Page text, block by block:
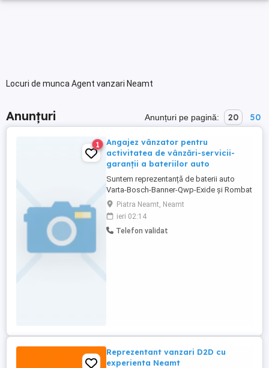
Locuri de munca Agent vanzari Neamt
Anunțuri Anunțuri pe pagină: 20 50
1
Angajez vânzator pentru
activitatea de vânzări-servicii-
garanții a bateriilor auto
Suntem reprezentanță de baterii auto
Varta-Bosch-Banner-Qwp-Exide și Rombat
din 1993. Deținem 14 puncte de lucru în 10
orașe din 7 județe și căutăm în Piatra
Neamț o persoană pentru activitatea de
Vânzări- Service-Garanții care se
Piatra Neamt, Neamt
ieri 02:14
Telefon validat
Reprezentant vanzari D2D cu
experienta Neamt